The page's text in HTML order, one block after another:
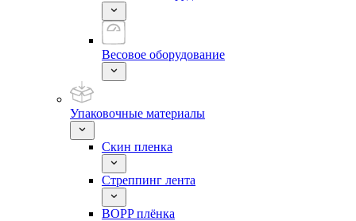
Весовое оборудование
Упаковочные материалы
Скин пленка
Стреппинг лента
BOPP плёнка